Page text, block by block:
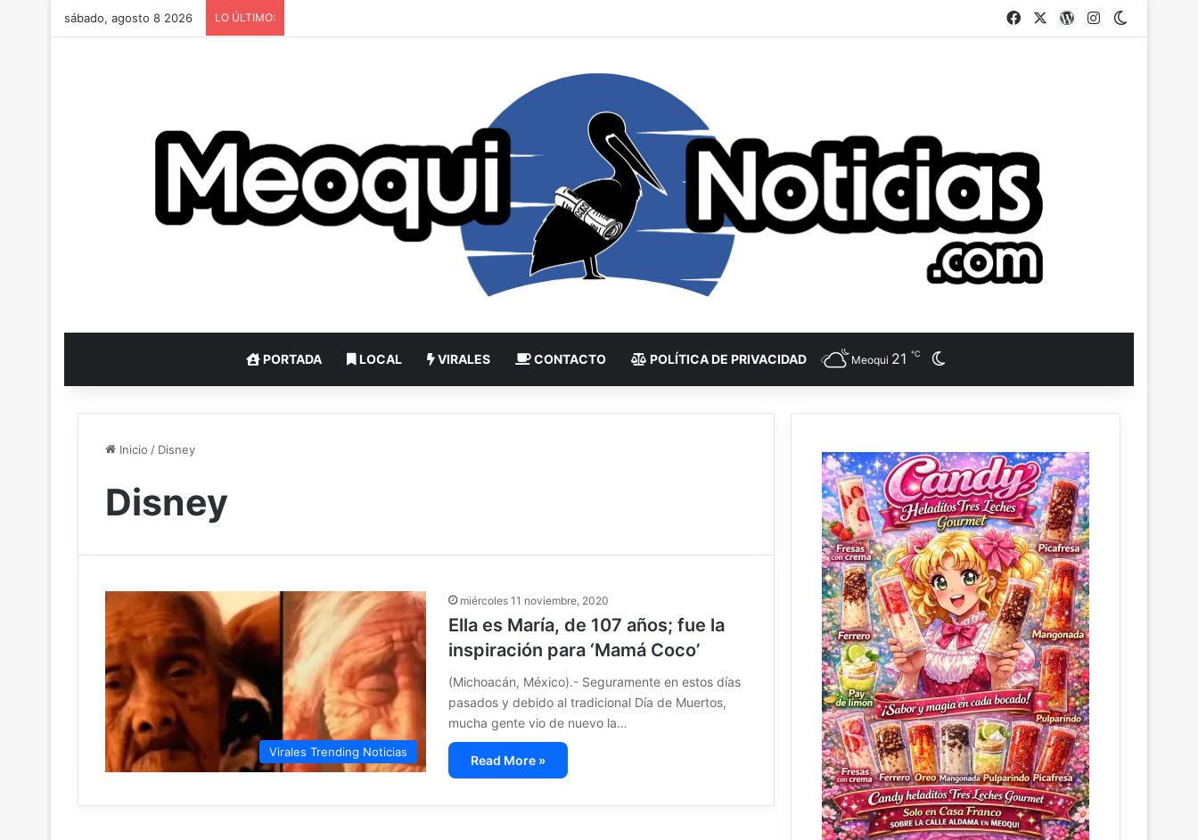
sábado, agosto 8 2026 LO ÚLTIMO: Facebook WordPress
Instagram
PORTADA LOCAL VIRALES CONTACTO POLÍTICA DE PRIVACIDAD Meoqui 21 ℃
Inicio / Disney
Disney
Virales Trending Noticias
miércoles 11 noviembre, 2020
Ella es María, de 107 años; fue la
inspiración para ‘Mamá Coco’
(Michoacán, México).- Seguramente en estos días
pasados y debido al tradicional Día de Muertos,
mucha gente vio de nuevo la…
Read More »